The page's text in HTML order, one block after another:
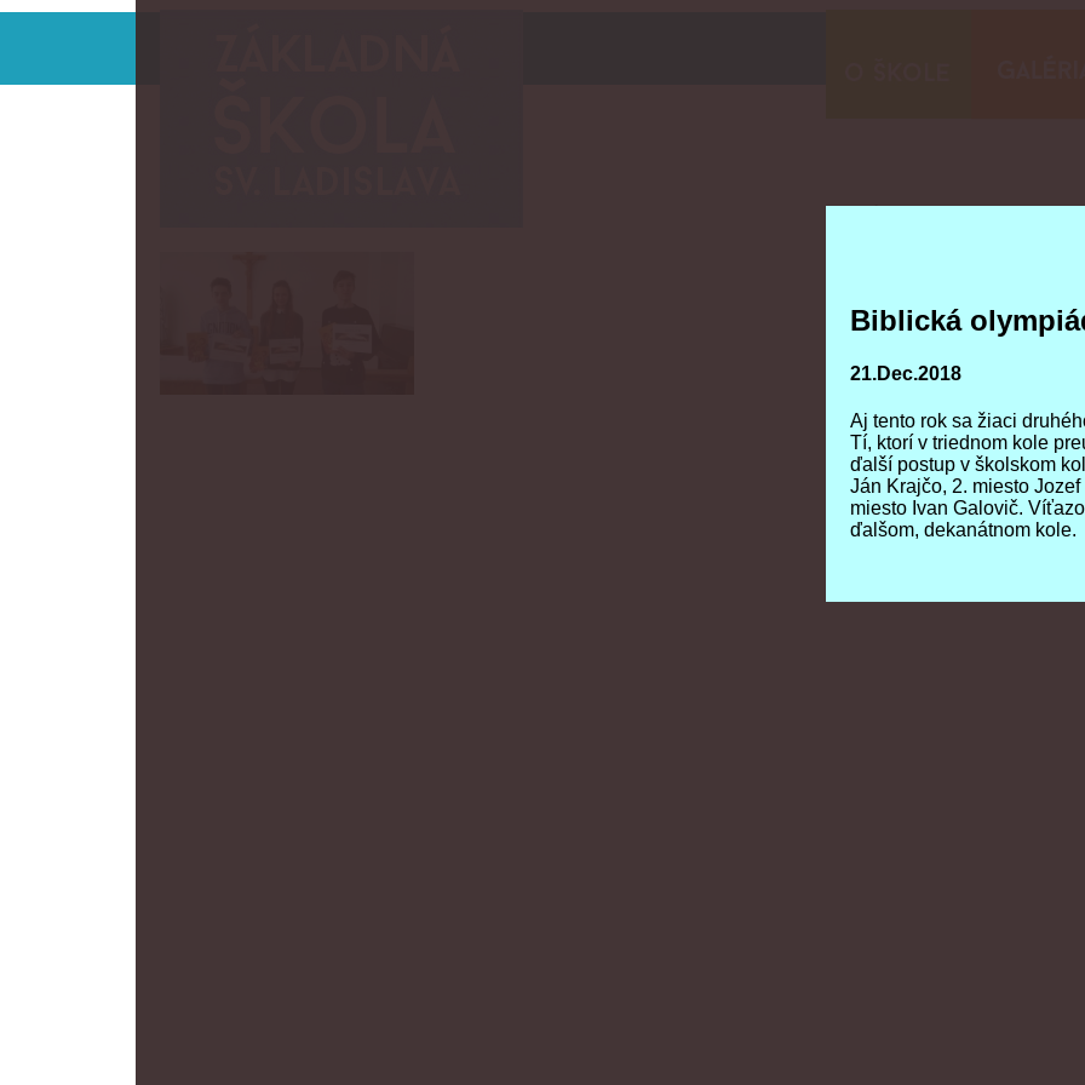
Biblická
21.Dec.2018
Aj tento rok sa žiaci
Tí, ktorí v triednom kole
ďalší postup v školskom
Ján Krajčo, 2. miesto
miesto Ivan Galovič.
ďalšom, dekanátnom kole.
Biblická
21.Dec.2018
Aj tento rok sa žiaci
Tí, ktorí v triednom kole
ďalší postup v školskom
Ján Krajčo, 2. miesto
miesto Ivan Galovič.
ďalšom, dekanátnom kole.